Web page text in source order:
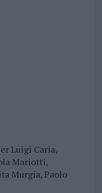
Luigi Caria,
Mariotti,
Murgia, Paolo